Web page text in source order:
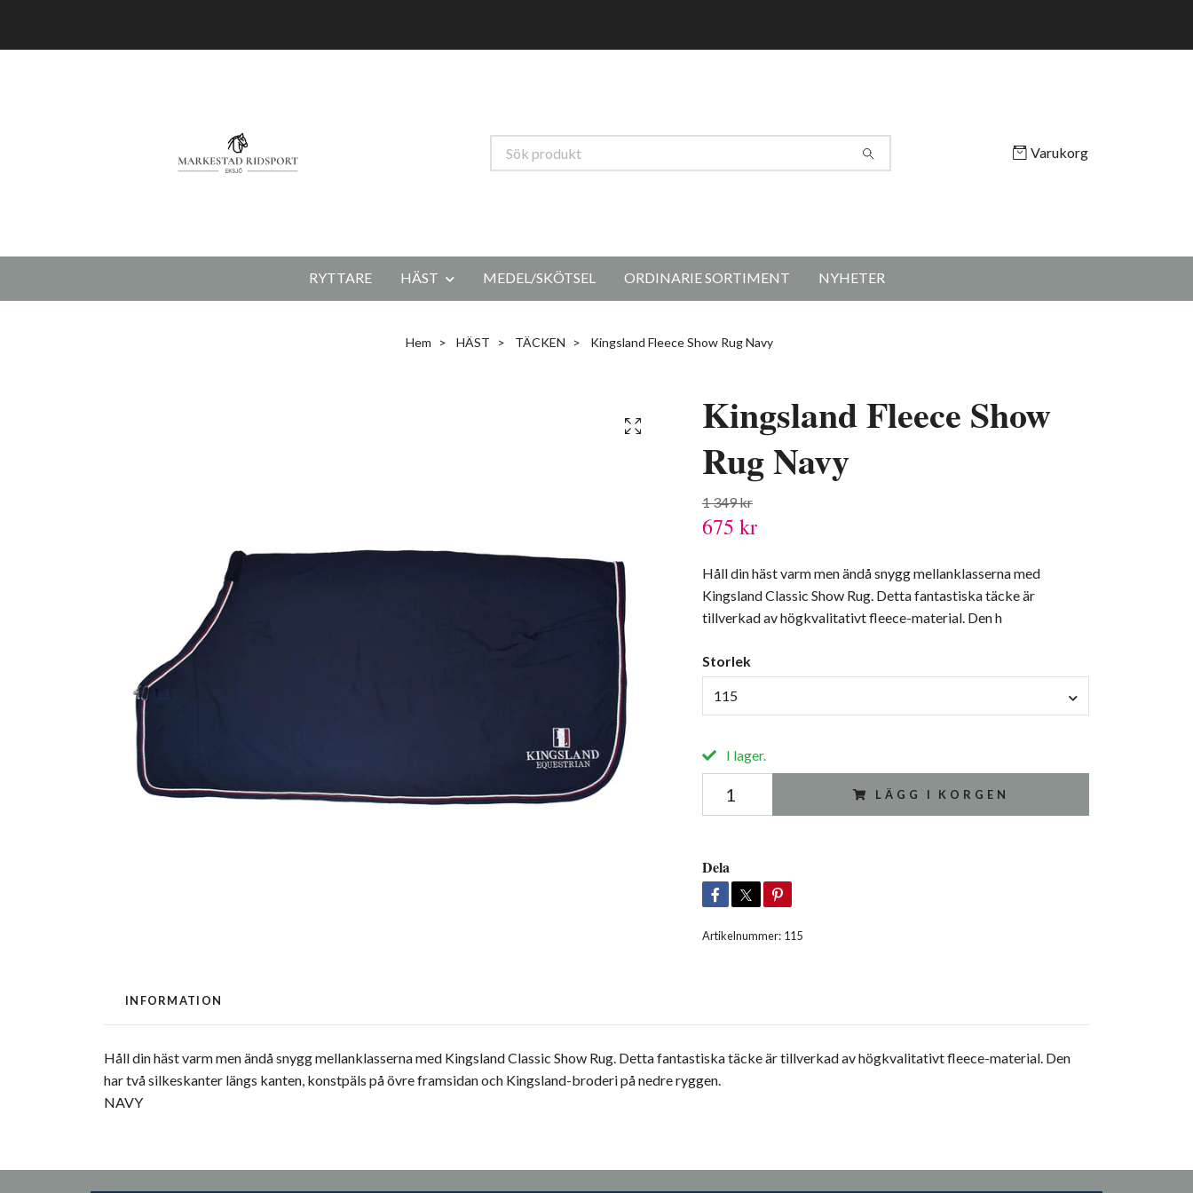
Varukorg
RYTTARE HÄST MEDEL/SKÖTSEL ORDINARIE SORTIMENT NYHETER
Hem HÄST TÄCKEN Kingsland Fleece Show Rug Navy
Kingsland Fleece Show
Rug Navy
1 349 kr
675 kr
Håll din häst varm men ändå snygg mellanklasserna med
Kingsland Classic Show Rug. Detta fantastiska täcke är
tillverkad av högkvalitativt fleece-material. Den h
Storlek
115
I lager.
LÄGG I KORGEN
Dela
Artikelnummer: 115
INFORMATION
Håll din häst varm men ändå snygg mellanklasserna med Kingsland Classic Show Rug. Detta fantastiska täcke är tillverkad av högkvalitativt fleece-material. Den
har två silkeskanter längs kanten, konstpäls på övre framsidan och Kingsland-broderi på nedre ryggen.
NAVY